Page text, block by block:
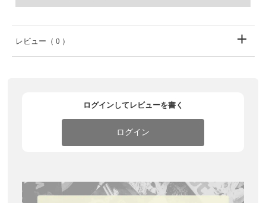
レビュー （ 0 ）
ログインしてレビューを書く
ログイン